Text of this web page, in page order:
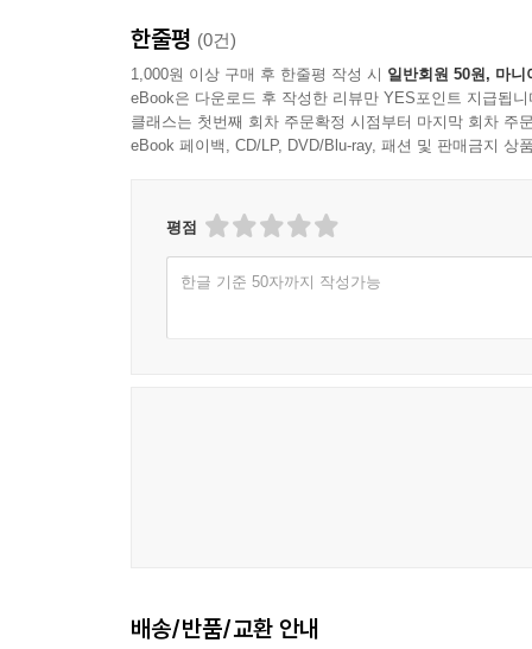
한줄평 (0건)
1,000원 이상 구매 후 한줄평 작성 시 일반회원 50원, 마니
eBook은 다운로드 후 작성한 리뷰만 YES포인트 지급됩니
클래스는 첫번째 회차 주문확정 시점부터 마지막 회차 주
eBook 페이백, CD/LP, DVD/Blu-ray, 패션 및 판매금지 상
평점
한글 기준 50자까지 작성가능
배송/반품/교환 안내